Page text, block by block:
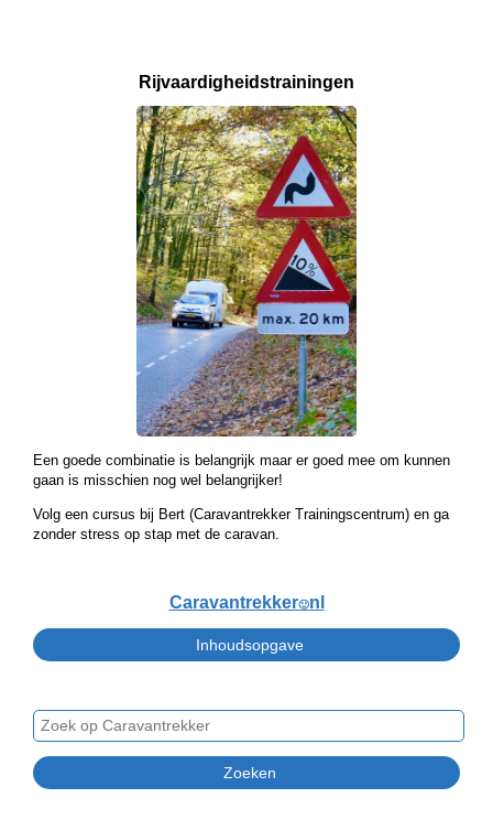
Rijvaardigheids­trainingen
Een goede combinatie is belangrijk maar er goed mee om kunnen
gaan is misschien nog wel belangrijker!
Volg een cursus bij Bert (Caravantrekker Trainingscentrum) en ga
zonder stress op stap met de caravan.
Caravantrekker🙂nl